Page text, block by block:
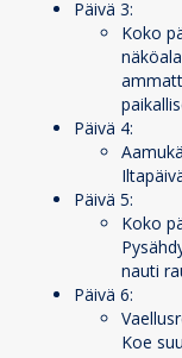
Päivä 3:
Koko
Päivä 4:
Päivä 5:
Koko
nauti
Päivä 6:
Koe